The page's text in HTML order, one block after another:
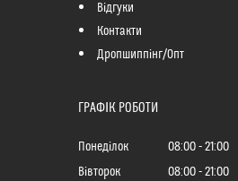
Відгуки
Контакти
Дропшиппінг/Опт
ГРАФІК РОБОТИ
Понеділок 08:00
21:00
Вівторок
08:00 21:00